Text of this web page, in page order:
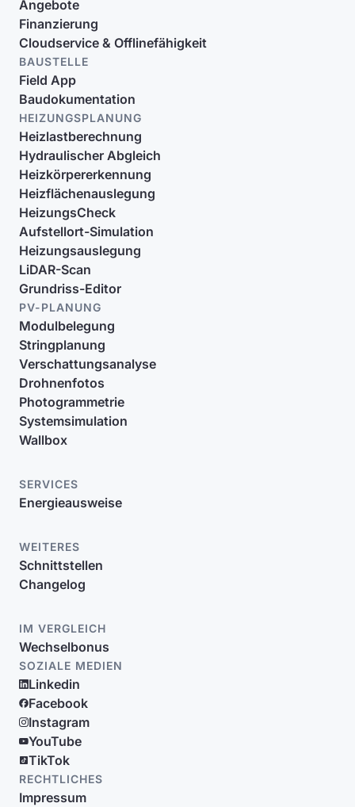
Angebote
Finanzierung
Cloudservice & Offlinefähigkeit
BAUSTELLE
Field App
Baudokumentation
HEIZUNGSPLANUNG
Heizlastberechnung
Hydraulischer Abgleich
Heizkörpererkennung
Heizflächenauslegung
HeizungsCheck
Aufstellort-Simulation
Heizungsauslegung
LiDAR-Scan
Grundriss-Editor
PV-PLANUNG
Modulbelegung
Stringplanung
Verschattungsanalyse
Drohnenfotos
Photogrammetrie
Systemsimulation
Wallbox
SERVICES
Energieausweise
WEITERES
Schnittstellen
Changelog
IM VERGLEICH
Wechselbonus
SOZIALE MEDIEN
Linkedin
Facebook
Instagram
YouTube
TikTok
RECHTLICHES
Impressum